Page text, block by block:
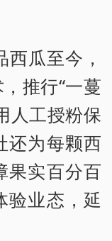
瓜至今，
推行“一蔓
人工授粉保
还为每颗西
果实百分百
验业态，延